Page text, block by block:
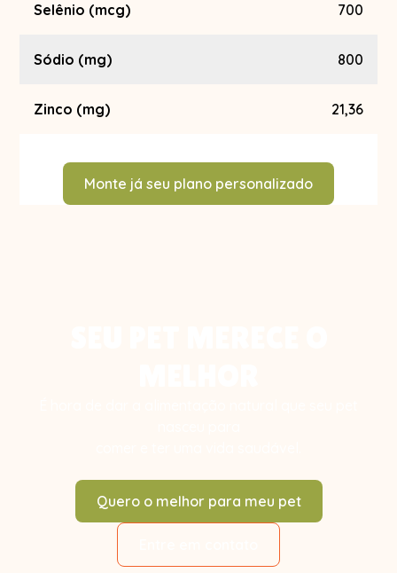
Selênio (mcg) 700
Sódio (mg) 800
Zinco (mg) 21,36
Monte já seu plano personalizado
Quero o melhor para meu pet